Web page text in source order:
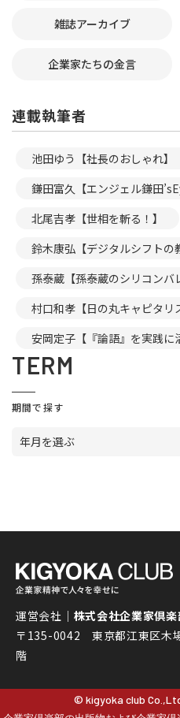
雑誌アーカイブ
企業家たちの金言
連載執筆者
池田ゆう【社長のおしゃれ】
鎌田富久【エンジェル鎌田
北尾吉孝【世相を斬る！】
鈴木康弘【デジタルシフトの
孫泰蔵【孫泰蔵のシリコンバ
村口和孝【日の丸キャピタリ
安岡定子【『論語』を実践に
TERM
期間で探す
年月を選ぶ
運営会社｜ 株式会社企業家倶楽
〒135-0042 東京都江東区木
階
© kigyoka club